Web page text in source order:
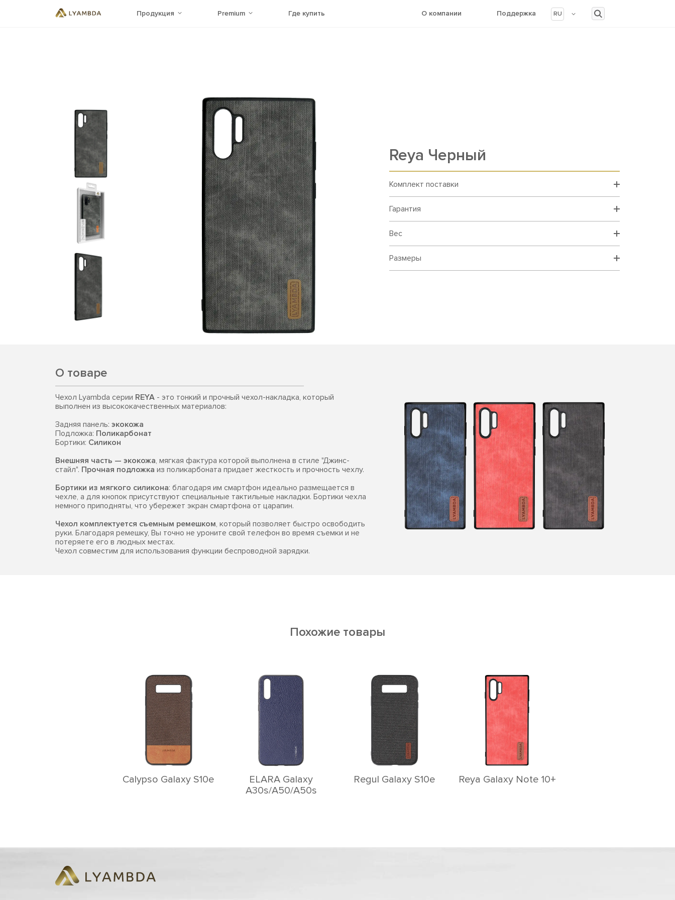
Продукция Premium Где купить О компании Поддержка RU
Reya Черный
Комплект поставки
Гарантия
Вес
Размеры
О товаре
Чехол Lyambda серии REYA - это тонкий и прочный чехол-накладка, который
выполнен из высококачественных материалов:
Задняя панель: экокожа
Подложка: Поликарбонат
Бортики: Силикон
Внешняя часть — экокожа, мягкая фактура которой выполнена в стиле "Джинс-
стайл". Прочная подложка из поликарбоната придает жесткость и прочность чехлу.
Бортики из мягкого силикона: благодаря им смартфон идеально размещается в
чехле, а для кнопок присутствуют специальные тактильные накладки. Бортики чехла
немного приподняты, что убережет экран смартфона от царапин.
Чехол комплектуется съемным ремешком, который позволяет быстро освободить
руки. Благодаря ремешку, Вы точно не уроните свой телефон во время съемки и не
потеряете его в людных местах.
Чехол совместим для использования функции беспроводной зарядки.
Похожие товары
Calypso Galaxy S10e
ELARA Galaxy
A30s/A50/A50s
Rеgul Galaxy S10e Reya Galaxy Note 10+